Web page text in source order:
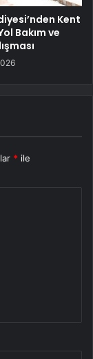
Kent
Bakım ve
* ile